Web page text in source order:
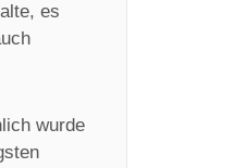
es
wurde